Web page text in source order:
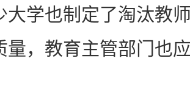
大学也制定了淘汰教
量，教育主管部门也